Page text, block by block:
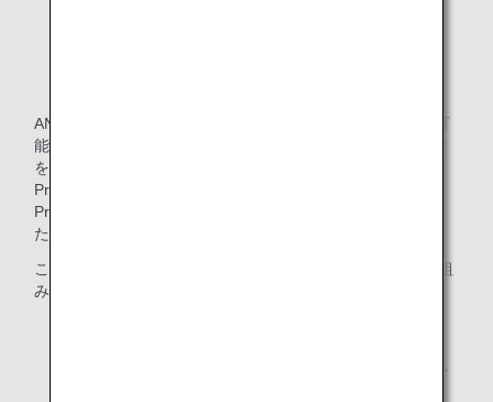
ANAグループは、「将来（Future）」にわたってより持続可
能な社会の実現を目指し、企業として成長し続けていくこと
を「約束（Promise）」する活動として、「ANA Future
Promise」を立ち上げ、推進しています。ANA Future
Promiseのスローガンのもと、お客様のご理解やご協力をい
ただきながら一体感のある取り組みを進めていきます。
このウェブページでは、ANA Future Promiseに関する取り組
みをお客様によりわかりやすい形でご紹介しています。
により種類・提供時期・路線が変更になる場合がござ